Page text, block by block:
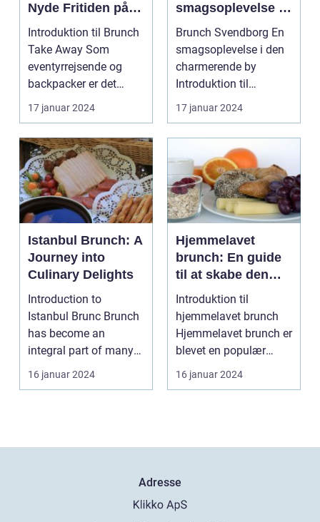
Nyde Fritiden på
Farten
Introduktion til Brunch
Take Away Som
eventyrrejsende og
backpacker er det
almindeligt at være på
fa...
17 januar 2024
smagsoplevelse i
den charmerende
Brunch Svendborg En
smagsoplevelse i den
charmerende by
Introduktion til
brunchkulturen i
Svendbo...
17 januar 2024
Istanbul Brunch: A
Journey into
Culinary Delights
Introduction to
Istanbul Brunc Brunch
has become an
integral part of many
people's weekends,
offerin...
16 januar 2024
Hjemmelavet
brunch: En guide
til at skabe den
perfekte
weekendmorgen
Introduktion til
hjemmelavet brunch
Hjemmelavet brunch er
blevet en populær
tradition for mange
men...
16 januar 2024
Adresse